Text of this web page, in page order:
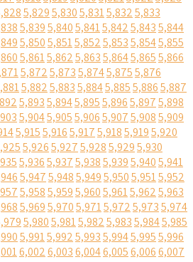
5,8295,8305,8315,8325,833
5,8395,8405,8415,8425,8435,844
5,8505,8515,8525,8535,8545,855
5,8615,8625,8635,8645,8655,866
5,8725,8735,8745,8755,876
5,8825,8835,8845,8855,8865,887
5,8935,8945,8955,8965,8975,898
5,9045,9055,9065,9075,9085,909
5,9155,9165,9175,9185,9195,920
5,9265,9275,9285,9295,930
5,9365,9375,9385,9395,9405,941
5,9475,9485,9495,9505,9515,952
5,9585,9595,9605,9615,9625,963
5,9695,9705,9715,9725,9735,974
5,9805,9815,9825,9835,9845,985
5,9915,9925,9935,9945,9955,996
6,0026,0036,0046,0056,0066,007